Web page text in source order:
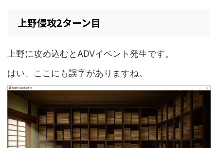
上野侵攻2ターン目
上野に攻め込むとADVイベント発生です。
はい、ここにも誤字がありますね。